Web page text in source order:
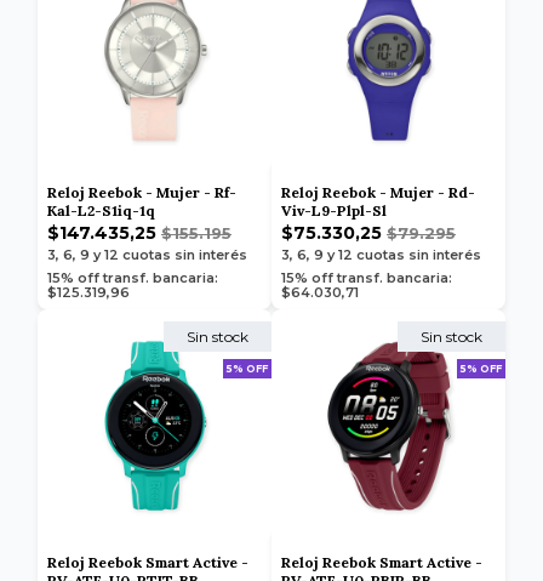
Reloj Reebok - Mujer - Rf-
Kal-L2-S1iq-1q
$147.435,25 $155.195
3, 6, 9 y 12 cuotas sin interés
15% off transf. bancaria:
$125.319,96
Reloj Reebok - Mujer - Rd-
Viv-L9-Plpl-Sl
$75.330,25 $79.295
3, 6, 9 y 12 cuotas sin interés
15% off transf. bancaria:
$64.030,71
Sin stock
5% OFF
Reloj Reebok Smart Active -
Sin stock
5% OFF
Reloj Reebok Smart Active -